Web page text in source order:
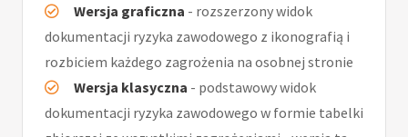
Wersja graficzna - rozszerzony widok
dokumentacji ryzyka zawodowego z ikonografią i
rozbiciem każdego zagrożenia na osobnej stronie
Wersja klasyczna - podstawowy widok
dokumentacji ryzyka zawodowego w formie tabelki